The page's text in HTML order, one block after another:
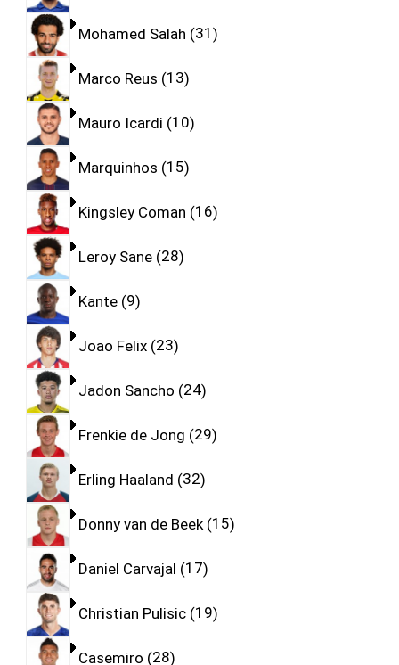
Mohamed Salah 31
Marco Reus 13
Mauro Icardi 10
Marquinhos 15
Kingsley Coman 16
Leroy Sane 28
Kante 9
Joao Felix 23
Jadon Sancho 24
Frenkie de Jong 29
Erling Haaland 32
Donny van de Beek 15
Daniel Carvajal 17
Christian Pulisic 19
Casemiro 28